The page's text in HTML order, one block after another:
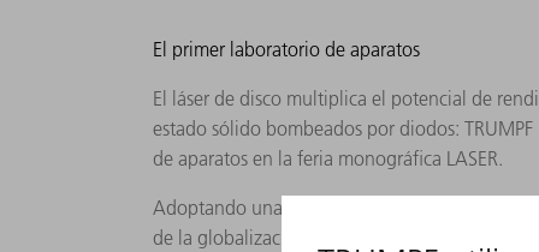
El primer laboratorio de aparatos
El láser de disco multiplica el potencial de
estado sólido bombeados por diodos:
de aparatos en la feria monográfica LASER.
Adoptando una estructura de holding, la
de la globalización y la internacionalización.